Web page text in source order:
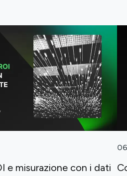
e misurazione con i dati